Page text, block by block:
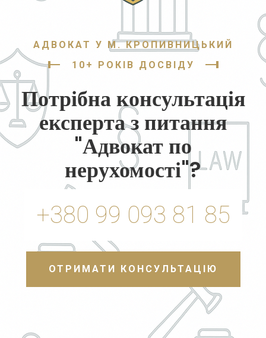
АДВОКАТ У М. КРОПИВНИЦЬКИЙ
10+ РОКІВ ДОСВІДУ
Потрібна консультація
експерта з питання
"Адвокат по
нерухомості"?
+380 99 093 81 85
ОТРИМАТИ КОНСУЛЬТАЦІЮ